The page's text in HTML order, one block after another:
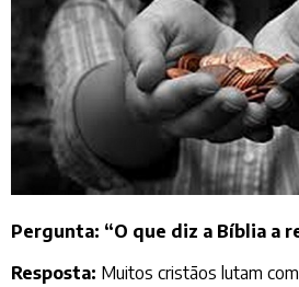
Pergunta: “O que diz a Bíblia a
Resposta: Muitos cristãos lutam